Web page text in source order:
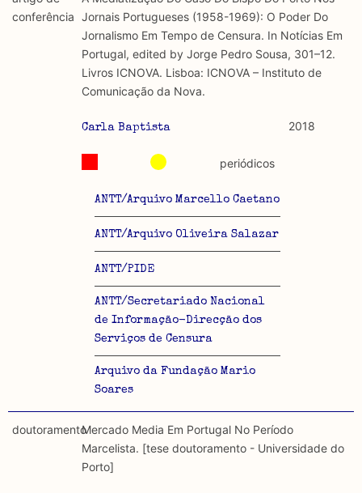
académicos.
Limitações
A lista procura incluir as publicações mais relevantes
produzidos até 2022, contudo não foi possível ter acesso
discurso e uso da liberdade de expressão. Trata-se de
uma censura que é omnipresente, dado que é
constitutiva do próprio acto de fala.
Regulatória e Constitutiva : são combinadas ambas
abordagens.
Tipo investigação realizada
Teórica
.csv para importação em programas de folha de cálculo
conferência Jornais Portugueses (1958-1969): O Poder Do
Jornalismo Em Tempo de Censura. In Notícias Em
Portugal, edited by Jorge Pedro Sousa, 301–12.
Livros ICNOVA. Lisboa: ICNOVA – Instituto de
Comunicação da Nova.
Carla Baptista 2018
ANTT/Arquivo Marcello Caetano
ANTT/Arquivo Oliveira Salazar
ANTT/PIDE
ANTT/Secretariado Nacional
de Informação-Direcção dos
Serviços de Censura
Arquivo da Fundação Mario
Soares
periódicos
doutoramentoMercado Media Em Portugal No Período
Marcelista. [tese doutoramento - Universidade do
Porto]